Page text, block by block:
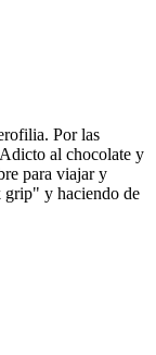
Por las
al chocolate y
para viajar y
grip" y haciendo de